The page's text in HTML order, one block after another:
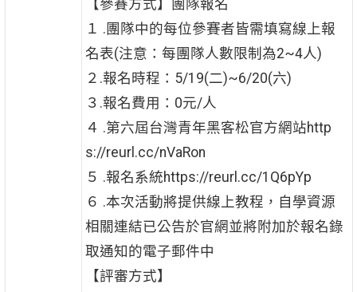
【參賽方式】團隊報名
１ .團隊中的每位參賽者皆需填寫線上報
名表(注意：每團隊人數限制為2~4人)
２.報名時程：5/19(二)~6/20(六)
３.報名費用：0元/人
４ .第六屆台灣青年黑客松官方網站http
s://reurl.cc/nVaRon
５ .報名系統https://reurl.cc/1Q6pYp
６ .本次活動將提供線上教程，自學資源
相關連結已公告於官網並將附加於報名錄
取通知的電子郵件中
【評審方式】